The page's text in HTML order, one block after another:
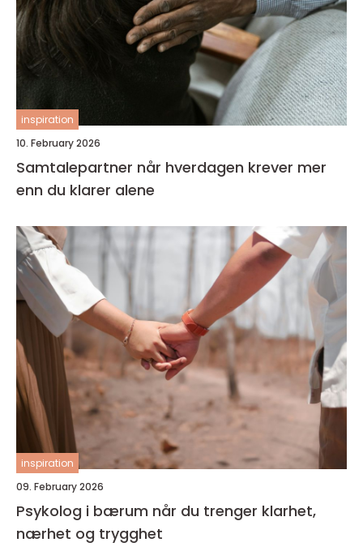
inspiration
10. February 2026
Samtalepartner når hverdagen krever mer
enn du klarer alene
inspiration
09. February 2026
Psykolog i bærum når du trenger klarhet,
nærhet og trygghet